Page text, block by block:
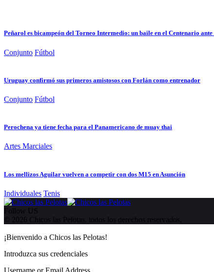
Peñarol es bicampeón del Torneo Intermedio: un baile en el Centenario
Conjunto Fútbol
Uruguay confirmó sus primeros amistosos con Forlán como entrenador
Conjunto Fútbol
Perochena ya tiene fecha para el Panamericano de muay thai
Artes Marciales
Los mellizos Aguilar vuelven a competir con dos M15 en Asunción
Individuales Tenis
Follow US
© 2026 Chicos las Pelotas, todos los derechos reservados.
¡Bienvenido a Chicos las Pelotas!
Introduzca sus credenciales
Username or Email Address